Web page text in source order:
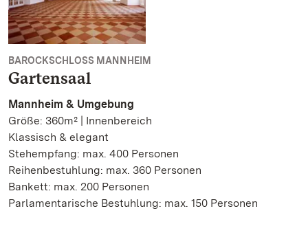
BAROCKSCHLOSS MANNHEIM
Gartensaal
Mannheim & Umgebung
Größe: 360m² | Innenbereich
Klassisch & elegant
Stehempfang: max. 400 Personen
Reihenbestuhlung: max. 360 Personen
Bankett: max. 200 Personen
Parlamentarische Bestuhlung: max. 150 Personen